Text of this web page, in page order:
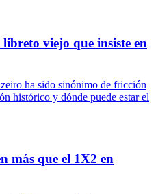
viejo que insiste en
ha sido sinónimo de fricción
histórico y dónde puede estar el
más que el 1X2 en